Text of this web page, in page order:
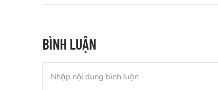
BÌNH LUẬN